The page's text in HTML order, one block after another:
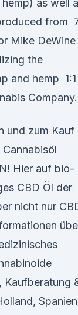
as well
from
Mike DeWine
the
and hemp 1:1
Company.
und zum Kauf
Hier auf bio-
CBD Öl der
nicht nur
Kaufberatung